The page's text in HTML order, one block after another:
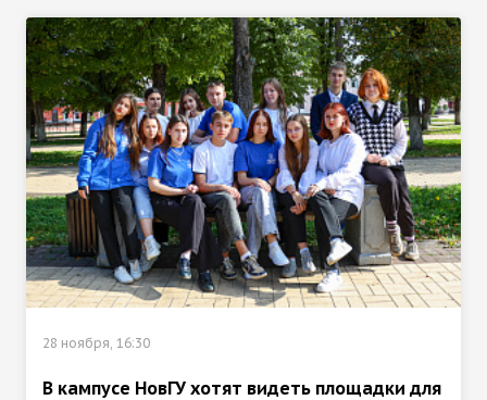
28 ноября, 16:30
В кампусе НовГУ хотят видеть площадки для